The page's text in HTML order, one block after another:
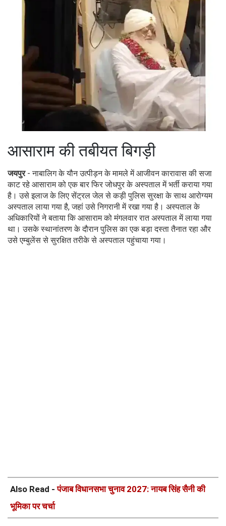
आसाराम की तबीयत बिगड़ी
जयपुर- नाबालिग के यौन उत्पीड़न के मामले में आजीवन कारावास की सजा
काट रहे आसाराम को एक बार फिर जोधपुर के अस्पताल में भर्ती कराया गया
है। उसे इलाज के लिए सेंट्रल जेल से कड़ी पुलिस सुरक्षा के साथ आरोग्यम
अस्पताल लाया गया है, जहां उसे निगरानी में रखा गया है। अस्पताल के
अधिकारियों ने बताया कि आसाराम को मंगलवार रात अस्पताल में लाया गया
था। उसके स्थानांतरण के दौरान पुलिस का एक बड़ा दस्ता तैनात रहा और
उसे एम्बुलेंस से सुरक्षित तरीके से अस्पताल पहुंचाया गया।
Also Read -पंजाब विधानसभा चुनाव 2027: नायब सिंह सैनी की
भूमिका पर चर्चा